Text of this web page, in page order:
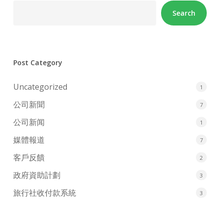
Search
Post Category
Uncategorized 1
公司新聞 7
公司新闻 1
媒體報道 7
客戶反饋 2
政府資助計劃 3
旅行社收付款系統 3